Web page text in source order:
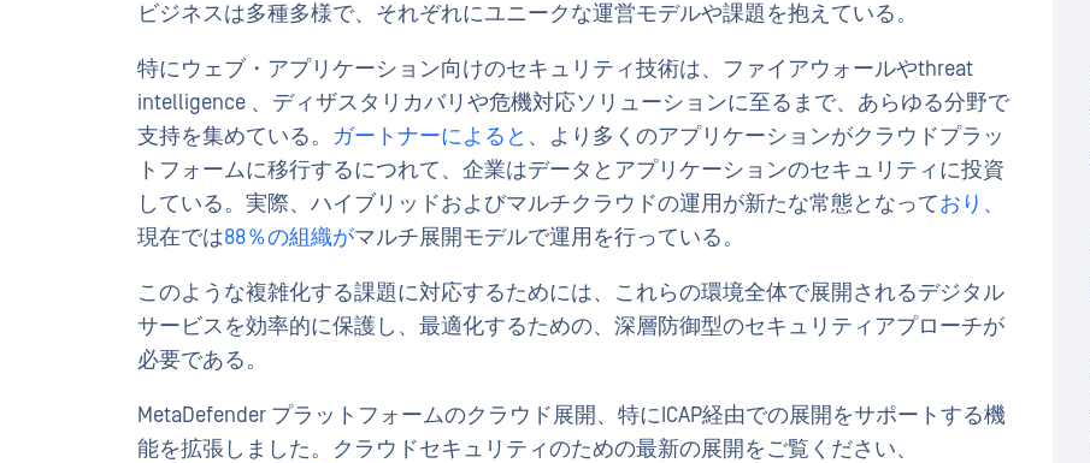
ビジネスは多種多様で、それぞれにユニークな運営モデルや課題を抱えている。
特にウェブ・アプリケーション向けのセキュリティ技術は、ファイアウォールやthreat
intelligence 、ディザスタリカバリや危機対応ソリューションに至るまで、あらゆる分野で
支持を集めている。 ガートナーによると 、より多くのアプリケーションがクラウドプラッ
トフォームに移行するにつれて、企業はデータとアプリケーションのセキュリティに投資
している。実際、ハイブリッドおよびマルチクラウドの運用が新たな常態となっており、
現在では88％の組織がマルチ展開モデルで運用を行っている。
このような複雑化する課題に対応するためには、これらの環境全体で展開されるデジタル
サービスを効率的に保護し、最適化するための、深層防御型のセキュリティアプローチが
必要である。
MetaDefender プラットフォームのクラウド展開、特にICAP経由での展開をサポートする機
能を拡張しました。クラウドセキュリティのための最新の展開をご覧ください、